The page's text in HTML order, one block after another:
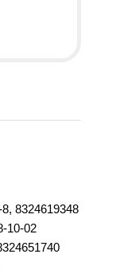
8324619348
10-02